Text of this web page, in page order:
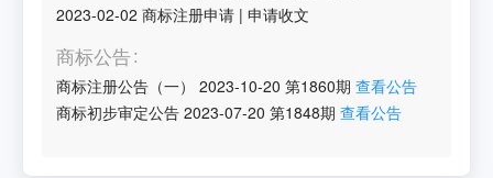
2023-02-02 商标注册申请 |申请收文
商标公告
商标注册公告（一） 2023-10-20 第1860期 查看公告
商标初步审定公告 2023-07-20 第1848期 查看公告